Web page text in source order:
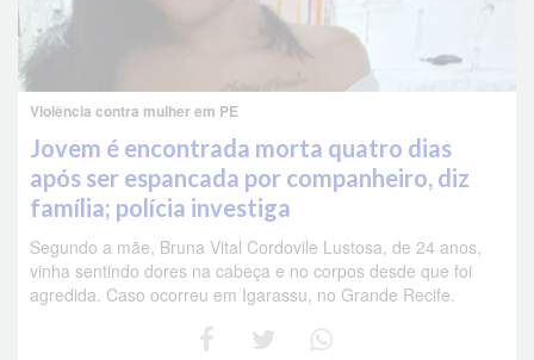
Violência contra mulher em PE
Jovem é encontrada morta quatro dias
após ser espancada por companheiro, diz
família; polícia investiga
Segundo a mãe, Bruna Vital Cordovile Lustosa, de 24 anos,
vinha sentindo dores na cabeça e no corpos desde que foi
agredida. Caso ocorreu em Igarassu, no Grande Recife.